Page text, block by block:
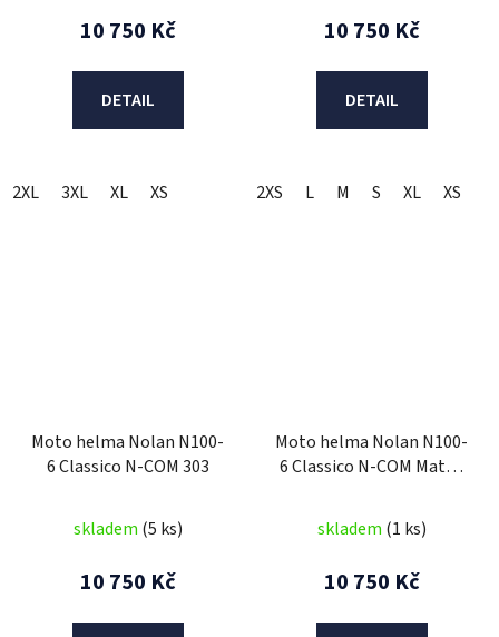
10 750 Kč
DETAIL
2XL 3XL XL XS
10 750 Kč
DETAIL
2XS L M S XL XS
Moto helma Nolan N100-
6 Classico N-COM 303
skladem (5 ks)
10 750 Kč
Moto helma Nolan N100-
6 Classico N-COM Matná
skladem (1 ks)
10 750 Kč